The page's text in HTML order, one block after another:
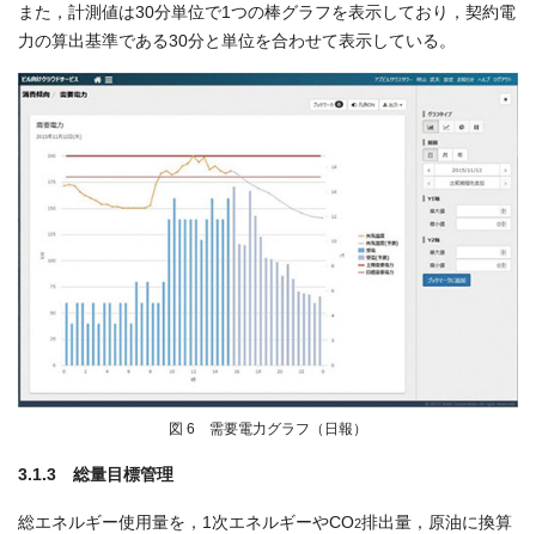
また，計測値は30分単位で1つの棒グラフを表示しており，契約電
力の算出基準である30分と単位を合わせて表示している。
図 6 需要電力グラフ（日報）
3.1.3 総量目標管理
総エネルギー使用量を，1次エネルギーやCO2排出量，原油に換算